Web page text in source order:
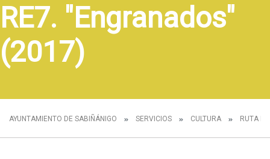
RE7. "Engranados"
(2017)
AYUNTAMIENTO DE SABIÑÁNIGO SERVICIOS CULTURA RUTA